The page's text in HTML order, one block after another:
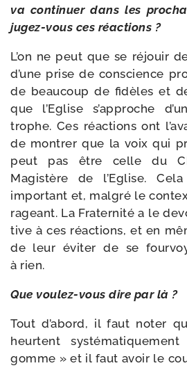
va conti­nuer dans les
jugez-​vous ces réactions ?
L’on ne peut que se réjouir
d’une prise de conscience
de beau­coup de fidèles et
que l’Eglise s’approche
trophe. Ces réac­tions ont
de mon­trer que la voix qui
peut pas être celle du
Magistère de l’Eglise.
impor­tant et, mal­gré le
ra­geant. La Fraternité a le
tive à ces réac­tions, et en
de leur évi­ter de se
à rien.
Que voulez-​vous dire par là ?
Tout d’abord, il faut noter
heurtent
gomme » et il faut avoir le